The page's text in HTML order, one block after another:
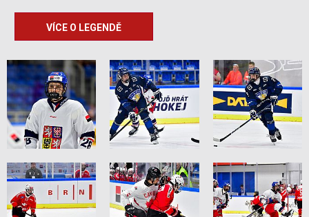
VÍCE O LEGENDĚ